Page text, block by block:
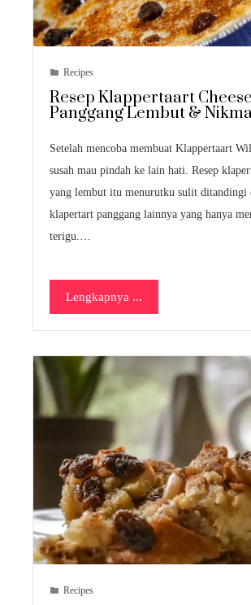
Recipes
Resep Klappertaart Cheese
Panggang Lembut &
Setelah mencoba membuat Klappertaart
susah mau pindah ke lain hati. Resep
yang lembut itu menurutku sulit ditandingi
klapertart panggang lainnya yang hanya
terigu.…
Lengkapnya ...
Recipes